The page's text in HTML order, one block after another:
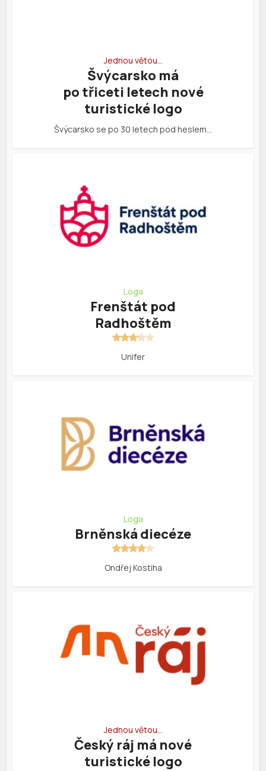
Jednou větou…
Švýcarsko má
po třiceti letech nové
turistické logo
Švýcarsko se po 30 letech pod heslem…
Loga
Frenštát pod
Radhoštěm
Unifer
Loga
Brněnská diecéze
Ondřej Kostiha
Jednou větou…
Český ráj má nové
turistické logo